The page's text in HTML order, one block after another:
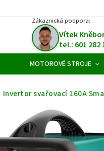
Zákaznická podpora:
Vítek
tel.: 601 282
MOTOROVÉ STROJE
Invertor svařovací 160A